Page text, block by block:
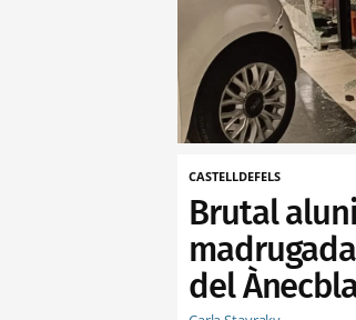
CASTELLDEFELS
Brutal
del